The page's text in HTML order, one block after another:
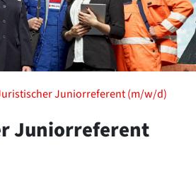
Juniorreferent (m/w/d)
Juniorreferent